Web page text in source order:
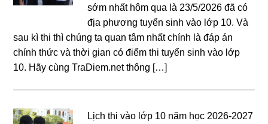
sớm nhất hôm qua là 23/5/2026 đã có
địa phương tuyển sinh vào lớp 10. Và
sau kì thi thì chúng ta quan tâm nhất chính là đáp án
chính thức và thời gian có điểm thi tuyển sinh vào lớp
10. Hãy cùng TraDiem.net thông […]
Lịch thi vào lớp 10 năm học 2026-2027